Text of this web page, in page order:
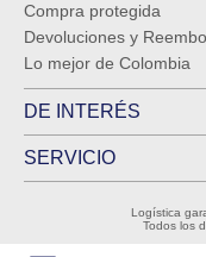
Compra protegida
Devoluciones y
Lo mejor de Colombia
DE INTERÉS
SERVICIO
Logística
Todos los